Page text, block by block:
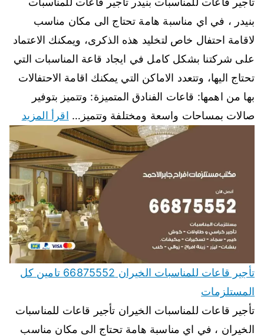
بنيدر ، في اي مناسبة هامة تحتاج الى مكان مناسب
لاقامة احتفال خاص لتخليد هذه الذكرى، ويمكنك الاعتماد
على شركتنا بشكل كامل في ايجاد قاعة المناسبات التي
تحتاج اليها، وتتعدد الاماكن التي يمكنك اقامة الاحتفالات
بها من اهمها: قاعات الفنادق المتميزة: وتتميز بتوفير
صالات بمساحات واسعة ومختلفة وتتميز… اقرأ المزيد
تأجير قاعات للمناسبات الخيران 66875552 تامين كل
المستلزمات
تأجير قاعات للمناسبات الخيران تأجير قاعات للمناسبات
الخيران ، في اي مناسبة هامة تحتاج الى مكان مناسب